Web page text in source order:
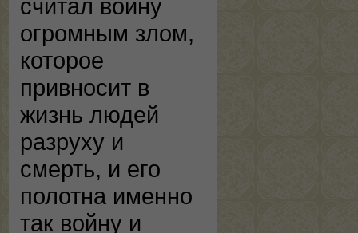
считал войну
огромным злом,
которое
привносит в
жизнь людей
разруху и
смерть, и его
полотна именно
так войну и